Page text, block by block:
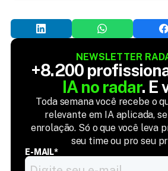
NEWSLETTER
IA no radar. E
Toda semana você recebe o
relevante em IA aplicada,
enrolação. Só o que você leva
seu time ou pro seu
E-MAIL*